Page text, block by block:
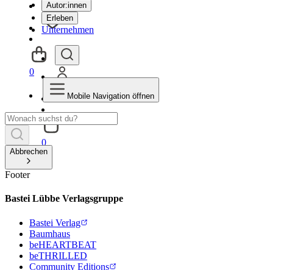
Autor:innen
Erleben
Unternehmen
0
0
Mobile Navigation öffnen
Abbrechen
Footer
Bastei Lübbe Verlagsgruppe
Bastei Verlag
Baumhaus
beHEARTBEAT
beTHRILLED
Community Editions